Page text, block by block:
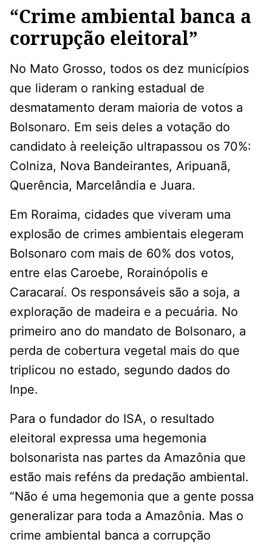
“Crime ambiental banca a
corrupção eleitoral”
No Mato Grosso, todos os dez municípios
que lideram o ranking estadual de
desmatamento deram maioria de votos a
Bolsonaro. Em seis deles a votação do
candidato à reeleição ultrapassou os 70%:
Colniza, Nova Bandeirantes, Aripuanã,
Querência, Marcelândia e Juara.
Em Roraima, cidades que viveram uma
explosão de crimes ambientais elegeram
Bolsonaro com mais de 60% dos votos,
entre elas Caroebe, Rorainópolis e
Caracaraí. Os responsáveis são a soja, a
exploração de madeira e a pecuária. No
primeiro ano do mandato de Bolsonaro, a
perda de cobertura vegetal mais do que
triplicou no estado, segundo dados do
Inpe.
Para o fundador do ISA, o resultado
eleitoral expressa uma hegemonia
bolsonarista nas partes da Amazônia que
estão mais reféns da predação ambiental.
“Não é uma hegemonia que a gente possa
generalizar para toda a Amazônia. Mas o
crime ambiental banca a corrupção